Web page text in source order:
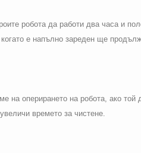
робота да работи два часа и
е напълно зареден ще
на оперирането на робота, ако
времето за чистене.